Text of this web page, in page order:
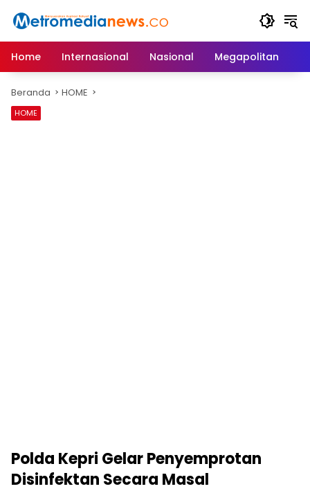
Home
Internasional Nasional Megapolitan
Beranda HOME
HOME
Polda Kepri Gelar Penyemprotan
Disinfektan Secara Masal